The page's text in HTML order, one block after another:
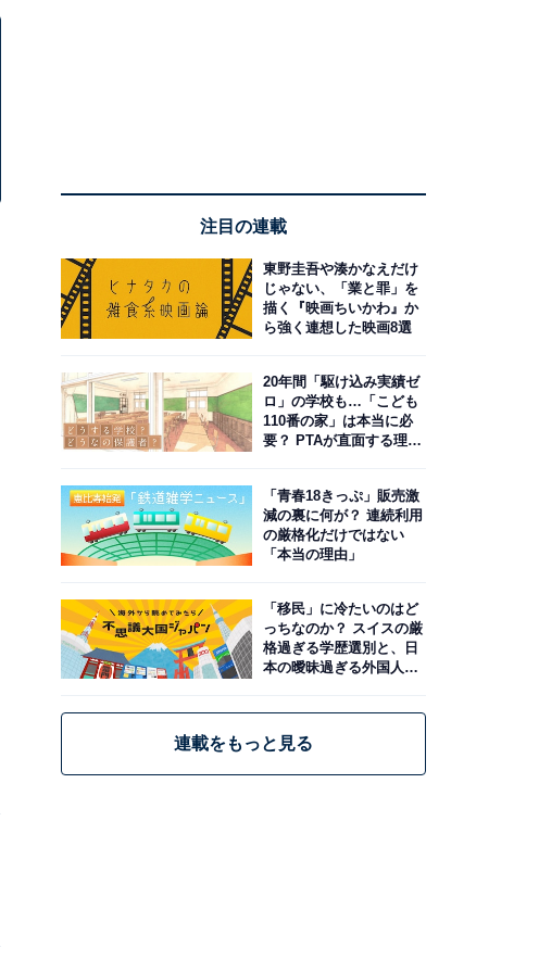
注目の連載
東野圭吾や湊かなえだけ
じゃない、「業と罪」を
描く『映画ちいかわ』か
ら強く連想した映画8選
20年間「駆け込み実績ゼ
ロ」の学校も…「こども
110番の家」は本当に必
要？ PTAが直面する理想
「青春18きっぷ」販売激
減の裏に何が？ 連続利用
の厳格化だけではない
「本当の理由」
「移民」に冷たいのはど
っちなのか？ スイスの厳
格過ぎる学歴選別と、日
本の曖昧過ぎる外国人政
連載をもっと見る